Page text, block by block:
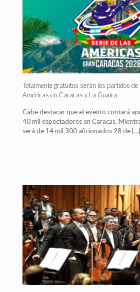
Totalmente gratuitos serán los partidos de
Américas en Caracas y La Guaira
Cabe destacar que el evento contará
40 mil espectadores en Caracas.
será de 14 mil 300 aficionados 28 de […]